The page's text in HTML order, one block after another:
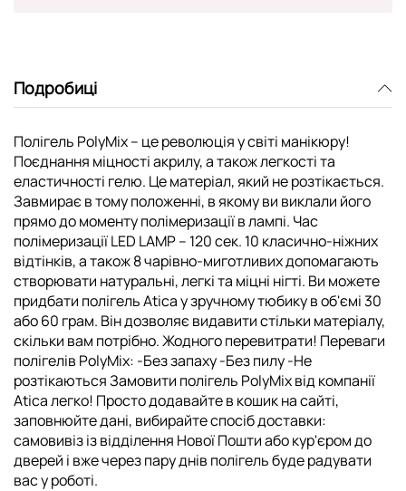
Подробиці
Полігель PolyMix – це революція у світі манікюру!
Поєднання міцності акрилу, а також легкості та
еластичності гелю. Це матеріал, який не розтікається.
Завмирає в тому положенні, в якому ви виклали його
прямо до моменту полімеризації в лампі. Час
полімеризації LED LAMP – 120 сек. 10 класично-ніжних
відтінків, а також 8 чарівно-миготливих допомагають
створювати натуральні, легкі та міцні нігті. Ви можете
придбати полігель Atica у зручному тюбику в об'ємі 30
або 60 грам. Він дозволяє видавити стільки матеріалу,
скільки вам потрібно. Жодного перевитрати! Переваги
полігелів PolyMix: -Без запаху -Без пилу -Не
розтікаються Замовити полігель PolyMix від компанії
Atica легко! Просто додавайте в кошик на сайті,
заповнюйте дані, вибирайте спосіб доставки:
самовивіз із відділення Нової Пошти або кур'єром до
дверей і вже через пару днів полігель буде радувати
вас у роботі.